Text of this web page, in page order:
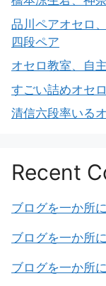
品川ペアオセロ
四段ペア
オセロ教室、自
すごい詰めオセ
清信六段率いる
Recent
ブログを一か所
ブログを一か所
ブログを一か所